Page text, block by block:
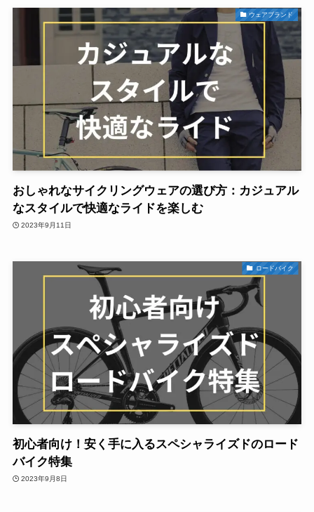
ウェアブランド
おしゃれなサイクリングウェアの選び方：カジュアル
なスタイルで快適なライドを楽しむ
2023年9月11日
ロードバイク
初心者向け！安く手に入るスペシャライズドのロード
バイク特集
2023年9月8日